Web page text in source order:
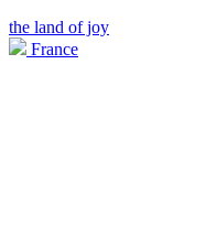
the land of joy
France